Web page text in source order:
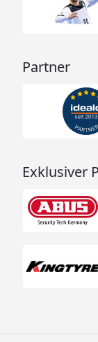
Partner
Exklusiver